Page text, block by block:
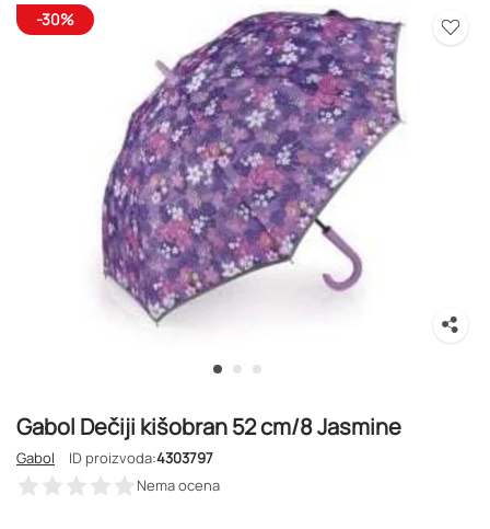
-30%
Gabol Dečiji kišobran 52 cm/8 Jasmine
Gabol ID proizvoda:4303797
Nema ocena